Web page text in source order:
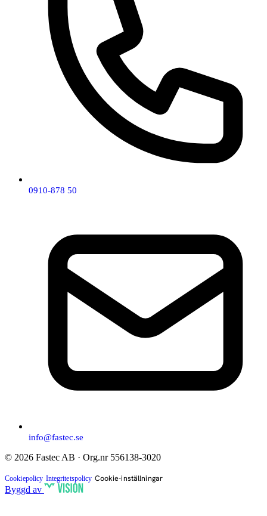
0910-878 50
info@fastec.se
© 2026 Fastec AB · Org.nr 556138-3020
Cookiepolicy Integritetspolicy Cookie-inställningar
Byggd av